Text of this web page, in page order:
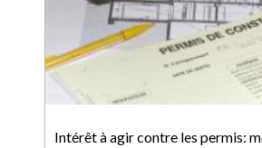
Intérêt à agir contre les permis: